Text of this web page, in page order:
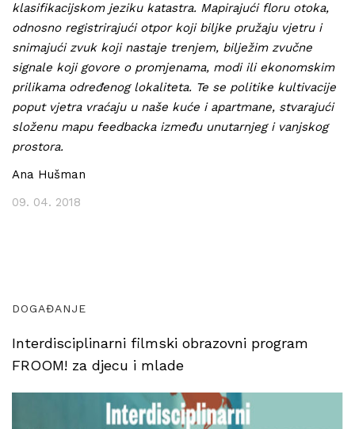
klasifikacijskom jeziku katastra. Mapirajući floru otoka,
odnosno registrirajući otpor koji biljke pružaju vjetru i
snimajući zvuk koji nastaje trenjem, bilježim zvučne
signale koji govore o promjenama, modi ili ekonomskim
prilikama određenog lokaliteta. Te se politike kultivacije
poput vjetra vraćaju u naše kuće i apartmane, stvarajući
složenu mapu feedbacka između unutarnjeg i vanjskog
prostora.
Ana Hušman
09. 04. 2018
DOGAĐANJE
Interdisciplinarni filmski obrazovni program
FROOM! za djecu i mlade